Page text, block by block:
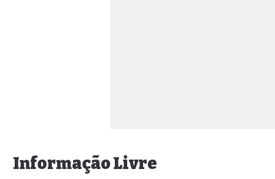
Informação Livre